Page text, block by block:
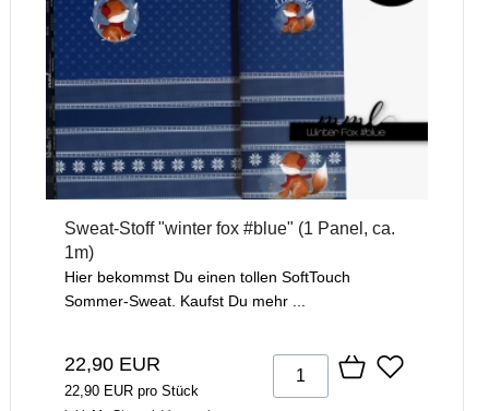
Sweat-Stoff "winter fox #blue" (1 Panel, ca.
1m)
Hier bekommst Du einen tollen SoftTouch
Sommer-Sweat. Kaufst Du mehr ...
22,90 EUR
22,90 EUR pro Stück